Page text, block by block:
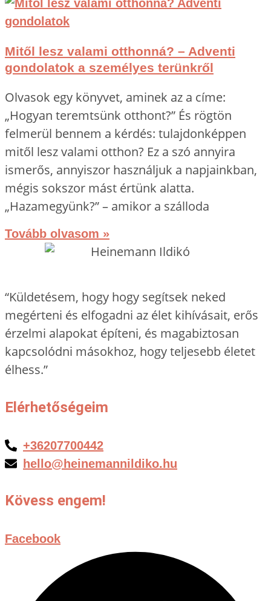
Mitől lesz valami otthonná? – Adventi
gondolatok a személyes terünkről
Olvasok egy könyvet, aminek az a címe:
„Hogyan teremtsünk otthont?” És rögtön
felmerül bennem a kérdés: tulajdonképpen
mitől lesz valami otthon? Ez a szó annyira
ismerős, annyiszor használjuk a napjainkban,
mégis sokszor mást értünk alatta.
„Hazamegyünk?” – amikor a szálloda
Tovább olvasom »
“Küldetésem, hogy hogy segítsek neked
megérteni és elfogadni az élet kihívásait, erős
érzelmi alapokat építeni, és magabiztosan
kapcsolódni másokhoz, hogy teljesebb életet
élhess.”
Elérhetőségeim
+36207700442
hello@heinemannildiko.hu
Kövess engem!
Facebook